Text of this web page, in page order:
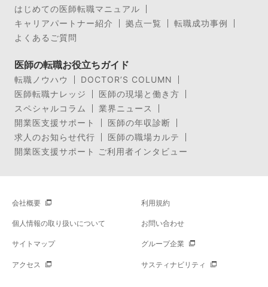
はじめての医師転職マニュアル
キャリアパートナー紹介
拠点一覧
転職成功事例
よくあるご質問
医師の転職お役立ちガイド
転職ノウハウ
DOCTOR’S COLUMN
医師転職ナレッジ
医師の現場と働き方
スペシャルコラム
業界ニュース
開業医支援サポート
医師の年収診断
求人のお知らせ代行
医師の職場カルテ
開業医支援サポート ご利用者インタビュー
会社概要 利用規約
個人情報の取り扱いについて お問い合わせ
サイトマップ グループ企業
アクセス サスティナビリティ